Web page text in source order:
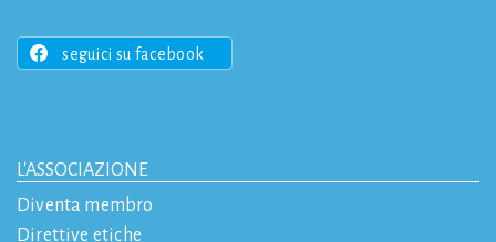
seguici su facebook
L'ASSOCIAZIONE
Diventa membro
Direttive etiche